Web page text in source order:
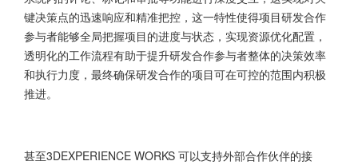
键决策点的迅速响应和精准把控，这一特性使得项目研发合作
参与者能够全局把握项目的进度与状态，实现资源优化配置，
透明化的工作流程有助于提升研发合作参与者整体的决策效率
和执行力度，最终确保研发合作的项目可在可控的范围内积极
推进。
甚至3DEXPERIENCE WORKS 可以支持外部合作伙伴的接